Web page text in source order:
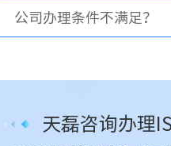
公司办理条件不满足？
天磊咨询办理